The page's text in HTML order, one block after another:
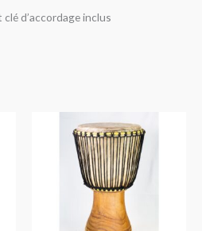
d’accordage inclus